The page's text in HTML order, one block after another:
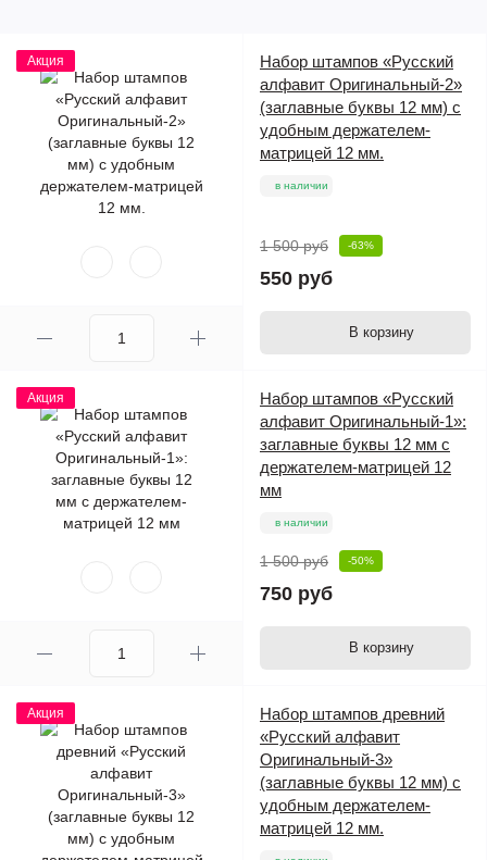
Акция
Набор штампов «Русский
алфавит Оригинальный-2»
(заглавные буквы 12 мм) с
удобным держателем-
матрицей 12 мм.
в наличии
1 500 руб -63%
550 руб
В корзину
Акция
Набор штампов «Русский
алфавит Оригинальный-1»:
заглавные буквы 12 мм с
держателем-матрицей 12
мм
в наличии
1 500 руб -50%
750 руб
В корзину
Акция
Набор штампов древний
«Русский алфавит
Оригинальный-3»
(заглавные буквы 12 мм) с
удобным держателем-
матрицей 12 мм.